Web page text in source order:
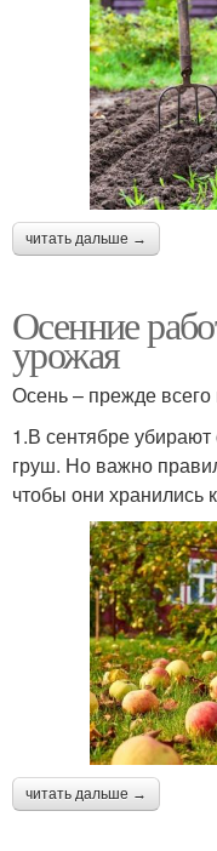
читать дальше →
Осенние
урожая
Осень – прежде
1.В сентябре
груш. Но важно
чтобы они хранились
читать дальше →